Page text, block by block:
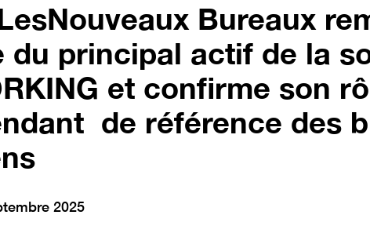
Bureaux
du principal actif de la
et confirme son
de référence des
2025